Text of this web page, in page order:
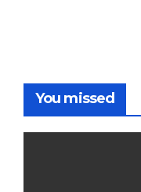
You missed